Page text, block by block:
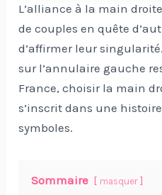
L’alliance à la main
de couples en quête
d’affirmer leur
sur l’annulaire gauche
France, choisir la main
s’inscrit dans une
symboles.
Sommaire masquer